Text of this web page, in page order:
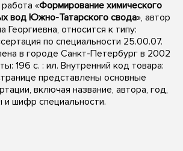
«Формирование химического
вод Южно-Татарского свода», автор
относится к типу:
по специальности 25.00.07.
в городе Санкт-Петербург в 2002
196 с. : ил. Внутренний код товара:
представлены основные
включая название, автора, год,
и шифр специальности.